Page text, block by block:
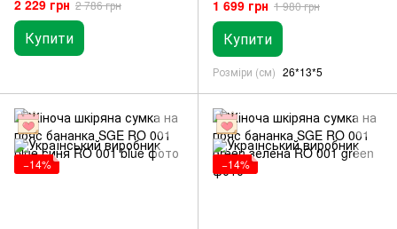
2 229 грн 2 786 грн
Купити
1 699 грн 1 980 грн
Купити
Розміри (см) 26*13*5
−14% −14%